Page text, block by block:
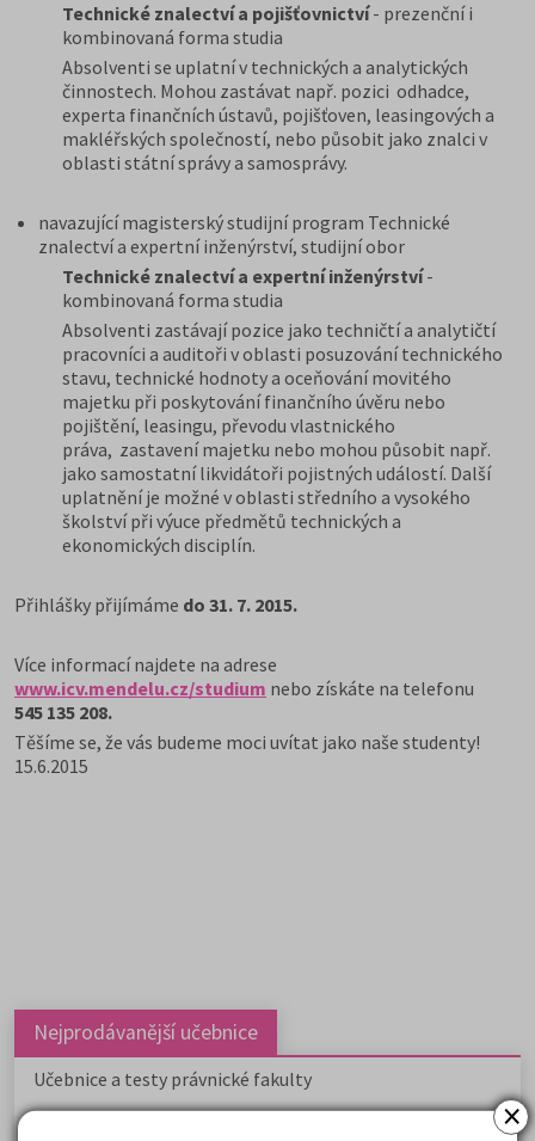
×
Technické znalectví a pojišťovnictví- prezenční i
kombinovaná forma studia
Absolventi se uplatní v technických a analytických
činnostech. Mohou zastávat např. pozici odhadce,
experta finančních ústavů, pojišťoven, leasingových a
makléřských společností, nebo působit jako znalci v
oblasti státní správy a samosprávy.
navazující magisterský studijní program Technické
znalectví a expertní inženýrství, studijní obor
Technické znalectví a expertní inženýrství-
kombinovaná forma studia
Absolventi zastávají pozice jako techničtí a analytičtí
pracovníci a auditoři v oblasti posuzování technického
stavu, technické hodnoty a oceňování movitého
majetku při poskytování finančního úvěru nebo
pojištění, leasingu, převodu vlastnického
práva, zastavení majetku nebo mohou působit např.
jako samostatní likvidátoři pojistných událostí. Další
uplatnění je možné v oblasti středního a vysokého
školství při výuce předmětů technických a
ekonomických disciplín.
Přihlášky přijímáme do 31. 7. 2015.
Více informací najdete na adrese
www.icv.mendelu.cz/studium nebo získáte na telefonu
545 135 208.
Těšíme se, že vás budeme moci uvítat jako naše studenty!
15.6.2015
Nejprodávanější učebnice
Učebnice a testy právnické fakulty